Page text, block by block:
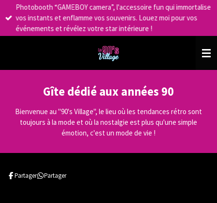
Passer
au
contenu
Photobooth “GAMEBOY camera”, l'accessoire fun qui immortalise
vos instants et enflamme vos souvenirs. Louez moi pour vos
événements et révélez votre star intérieure !
Gîte dédié aux années 90
Bienvenue au "90's Village", le lieu où les tendances rétro sont
toujours à la mode et où la nostalgie est plus qu'une simple
émotion, c'est un mode de vie !
Partager Partager